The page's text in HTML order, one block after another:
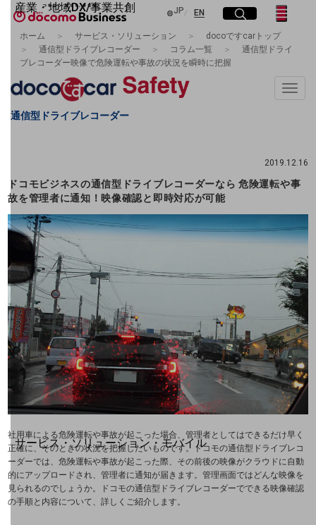
産業・地域DX/事業共創
OPEN HUB for Plural Futures
自律・分散・協調型社会の実現を目指し、
「社会可能性」を探究・実装する事業共創エコシステムです。
OPEN HUB for Plural Futuresとは
イベント/ウェビナー
記事コンテンツ
プレイヤー(カタリスト/パートナー企業)
企業と地域が持続成長する社会を目指します
Smart City
Smart Healthcare
Smart Industry
Smart Mobility
Smart Worksite
生成AI(Generative AI)
地域の取り組み
地域社会を支える皆さまと地域課題の解決や
地域経済のさらなる活性化に取り組みます
自治体・地域社会との共創
LGPF(Local Government Platform)
別ウィンドウで開きます
サービス・ソリューション・モバイル
サービス・ソリューションTOP
DXに関する課題を解決する
サービス・ソリューションをご紹介
JP日本語
ENEnglishサイト内検索
開く メニュー
開く
フリーワードを入力して探す
ホーム サービス・ソリューション
docoですcarトップ
通信型ドライブレコーダー
コラム一覧
通信型ドライ
ブレコーダー映像で危険運転や事故の状況を瞬時に把握
通信型ドライブレコーダー
Toggle
2019.12.16
ドコモビジネスの通信型ドライブレコーダーなら 危険運転や事
故を管理者に通知！映像確認と即時対応が可能
社用車による危険運転や事故が起こった場合、管理者としてはできるだけ早く
正確に、そのときの状況を把握したいものです。ドコモの通信型ドライブレコ
ーダーでは、危険運転や事故が起こった際、その前後の映像がクラウドに自動
的にアップロードされ、管理者に通知が届きます。管理画面ではどんな映像を
見られるのでしょうか。ドコモの通信型ドライブレコーダーでできる映像確認
の手順と内容について、詳しくご紹介します。